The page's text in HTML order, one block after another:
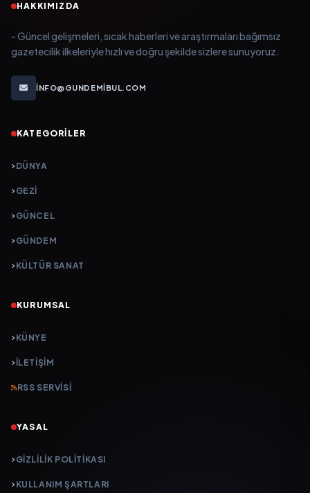
HAKKIMIZDA
- Güncel gelişmeleri, sıcak haberleri ve araştırmaları bağımsız
gazetecilik ilkeleriyle hızlı ve doğru şekilde sizlere sunuyoruz.
INFO@GUNDEMIBUL.COM
KATEGORILER
DÜNYA
GEZI
GÜNCEL
GÜNDEM
KÜLTÜR SANAT
KURUMSAL
KÜNYE
İLETIŞIM
RSS SERVISI
YASAL
GIZLILIK POLITIKASI
KULLANIM ŞARTLARI